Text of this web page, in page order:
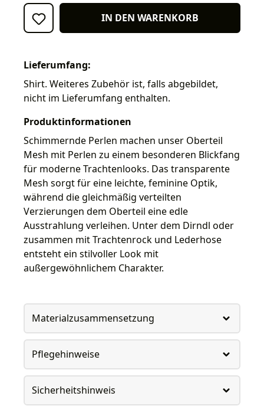
IN DEN WARENKORB
Lieferumfang:
Shirt. Weiteres Zubehör ist, falls abgebildet,
nicht im Lieferumfang enthalten.
Produktinformationen
Schimmernde Perlen machen unser Oberteil
Mesh mit Perlen zu einem besonderen Blickfang
für moderne Trachtenlooks. Das transparente
Mesh sorgt für eine leichte, feminine Optik,
während die gleichmäßig verteilten
Verzierungen dem Oberteil eine edle
Ausstrahlung verleihen. Unter dem Dirndl oder
zusammen mit Trachtenrock und Lederhose
entsteht ein stilvoller Look mit
außergewöhnlichem Charakter.
Materialzusammensetzung
Pflegehinweise
Sicherheitshinweis